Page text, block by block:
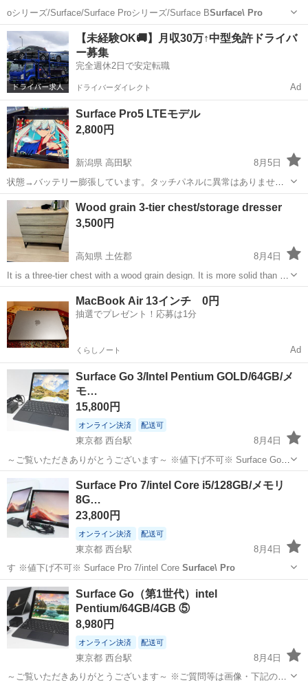
oシリーズ/Surface/Surface Proシリーズ/Surface BSurface\ Pro
東京 台東区 入谷駅 周辺機器
【未経験OK🚚】月収30万↑中型免許ドライバ
ー募集
完全週休2日で安定転職
ドライバーダイレクト Ad
Surface Pro5 LTEモデル
2,800円
新潟県 高田駅
8月5日
状態→バッテリー膨張しています。タッチパネルに異常はありません
背面に凹みがあります 傷も少しあります Windows10 i5-7300U メモリ
4GB ストレージ120GB Canvaの画像加工用に使っていました SIM...
新潟 上越市
Wood grain 3-tier chest/storage dresser
3,500円
高知県 土佐郡
8月4日
It is a three-tier chest with a wood grain design. It is more solid than a
plastic chest, making it convenient f...チェスト
MacBook Air 13インチ 0円
抽選でプレゼント！応募は1分
くらしノート Ad
Surface Go 3/Intel Pentium GOLD/64GB/メ
モ…
15,800円
オンライン決済 配送可
東京都 西台駅
8月4日
～ご覧いただきありがとうございます～ ※値下げ不可※ Surface Go
3/Intel Pentium GOLD/64GB/メモリ4GB ④ ◆状態◆ 背面にスレ・細
かい傷などの使用感があります（液晶画面...
Surface Pro 7/intel Core i5/128GB/メモリ
8G…
23,800円
オンライン決済 配送可
東京都 西台駅
8月4日
す ※値下げ不可※ Surface Pro 7/intel Core Surface\ Pro
東京 板橋区 タブレットPC
Surface Go（第1世代）intel
Pentium/64GB/4GB ⑤
8,980円
オンライン決済 配送可
東京都 西台駅
8月4日
～ご覧いただきありがとうございます～ ※ご質問等は画像・下記の説